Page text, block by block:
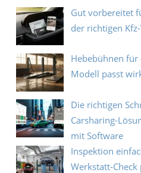
Gut vorbereitet
der richtigen
Hebebühnen für
Modell passt
Die richtigen
Carsharing-
mit Software
Inspektion
Werkstatt-Check